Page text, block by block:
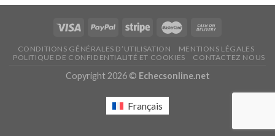
CONDITIONS GÉNÉRALES D’UTILISATION
MENTIONS LÉGALES
POLITIQUE DE CONFIDENTIALITÉ ET COOKIES
CONTACTEZ NOUS
Copyright 2026 © Echecsonline.net
Français